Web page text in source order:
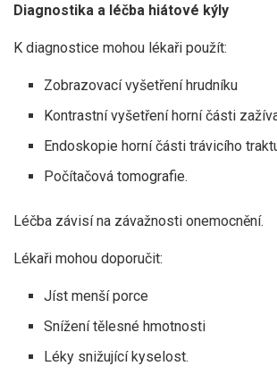
Diagnostika a léčba hiátové kýly
K diagnostice mohou lékaři použít:
Zobrazovací vyšetření hrudníku
Kontrastní vyšetření horní části
Endoskopie horní části trávicího
Počítačová tomografie.
Léčba závisí na závažnosti onemocnění.
Lékaři mohou doporučit:
Jíst menší porce
Snížení tělesné hmotnosti
Léky snižující kyselost.